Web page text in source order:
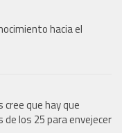
hacia el
que hay que
los 25 para envejecer